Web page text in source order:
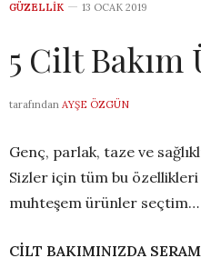
GÜZELLIK 13 OCAK 2019
5 Cilt Bakım
tarafından AYŞE ÖZGÜN
Genç, parlak, taze ve
Sizler için tüm bu
muhteşem ürünler seçtim…
CİLT BAKIMINIZDA